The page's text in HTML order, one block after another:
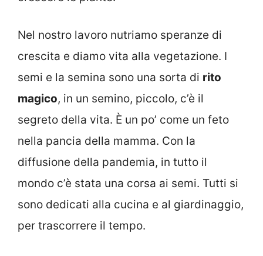
Nel nostro lavoro nutriamo speranze di
crescita e diamo vita alla vegetazione. I
semi e la semina sono una sorta di rito
magico, in un semino, piccolo, c’è il
segreto della vita. È un po’ come un feto
nella pancia della mamma. Con la
diffusione della pandemia, in tutto il
mondo c’è stata una corsa ai semi. Tutti si
sono dedicati alla cucina e al giardinaggio,
per trascorrere il tempo.